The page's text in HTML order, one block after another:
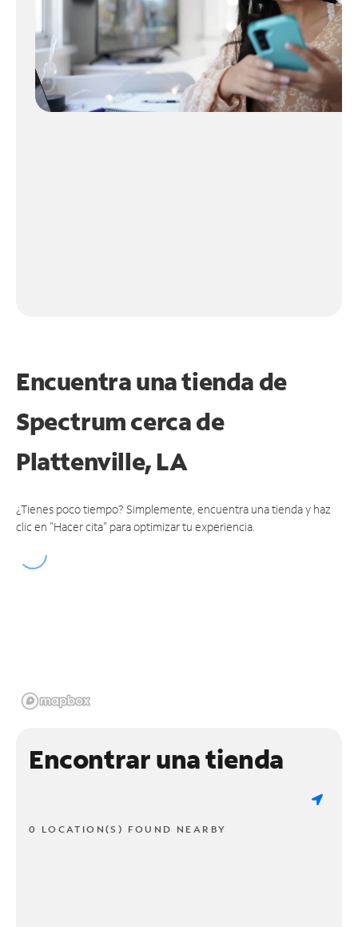
Encuentra una tienda de
Spectrumcerca de
Plattenville, LA
¿Tienes poco tiempo? Simplemente, encuentra una tienda y haz
clic en "Hacer cita" para optimizar tu experiencia.
Encontrar una tienda
0 LOCATION(S) FOUND NEARBY